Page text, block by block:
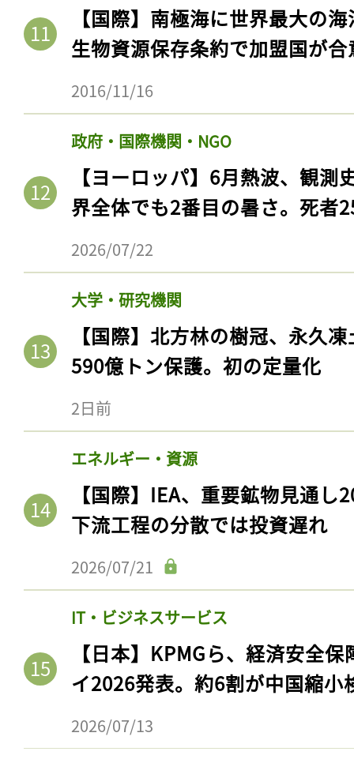
【国際】南極海に世界最大の
生物資源保存条約で加盟国が合
2016/11/16
政府・国際機関・NGO
【ヨーロッパ】6月熱波、観
界全体でも2番目の暑さ。死者
2026/07/22
大学・研究機関
【国際】北方林の樹冠、永久
590億トン保護。初の定量化
2日前
エネルギー・資源
【国際】IEA、重要鉱物見通
下流工程の分散では投資遅れ
2026/07/21
IT・ビジネスサービス
【日本】KPMGら、経済安全
イ2026発表。約6割が中国縮小
2026/07/13
会員登録